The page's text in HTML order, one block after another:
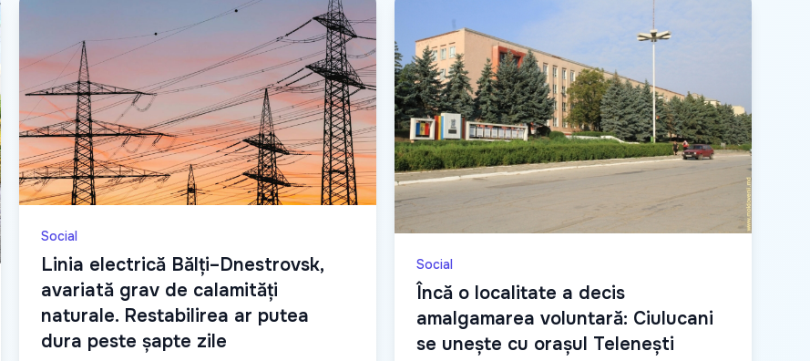
Social
Linia electrică Bălți–Dnestrovsk,
avariată grav de calamități
naturale. Restabilirea ar putea
dura peste șapte zile
Social
Încă o localitate a decis
amalgamarea voluntară: Ciulucani
se unește cu orașul Telenești